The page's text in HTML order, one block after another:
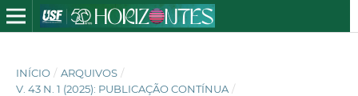
INÍCIO / ARQUIVOS /
V. 43 N. 1 (2025): PUBLICAÇÃO CONTÍNUA /